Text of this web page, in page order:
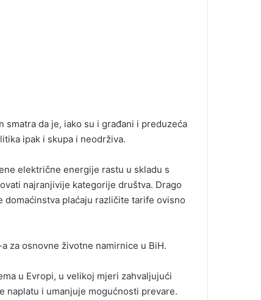
da je, iako su i građani i preduzeća
ipak i skupa i neodrživa.
električne energije rastu u skladu s
najranjivije kategorije društva. Drago
domaćinstva plaćaju različite tarife ovisno
za osnovne životne namirnice u BiH.
u Evropi, u velikoj mjeri zahvaljujući
naplatu i umanjuje mogućnosti prevare.